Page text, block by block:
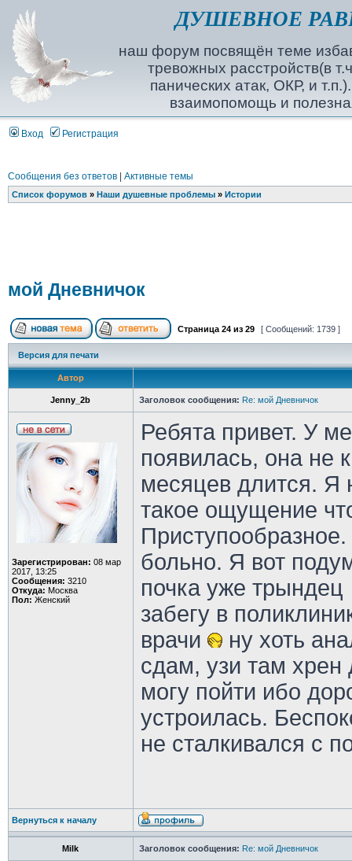
ДУШЕВНОЕ
наш форум посвящён теме
тревожных расстройств(в
панических атак, ОКР, и
взаимопомощь и
Вход Регистрация
Сообщения без ответов| Активные темы
Список форумов» Наши душевные проблемы» Истории
мой Дневничок
Страница 24из 29 [ Сообщений: 1739 ]
Версия для печати
Автор
Jenny_2b Заголовок сообщения: Re: мой Дневничок
Зарегистрирован: 08 мар
2017, 13:25
Сообщения: 3210
Откуда: Москва
Пол: Женский
Ребята привет. У
появилась, она не
месяцев длится. Я
такое ощущение
больно. Я вот
почка уже трындец
забегу в
врачи
ну хоть
сдам, узи там
могу пойти ибо
устроилась.
не сталкивался с
Вернуться к началу
Milk Заголовок сообщения: Re: мой Дневничок